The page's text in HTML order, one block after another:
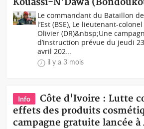
Le commandant du Bataillon
l’Est (BSE), Le lieutenant-
Olivier (DR)&nbsp;Une
d’instruction prévue du jeudi
avril 202...
il y a 3 mois
Info
Côte d'Ivoire : Lutte
effets des produits
campagne gratuite lancée à